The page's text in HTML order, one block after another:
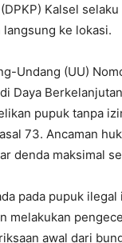
Kalsel
ke lokasi.
Undang (UU)
Daya
pupuk tanpa
73. Ancaman
denda maksimal
pada pupuk
melakukan
awal dari